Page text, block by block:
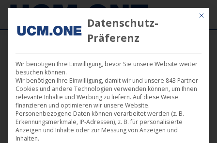
„Königin von Niendorf“ (Darling Berlin)
startet mit Schulvorstellung und Premiere
in Paris
Mit
Datenschutz-
Präferenz
Wir benötigen Ihre Einwilligung, bevor Sie unsere Website weiter
besuchen können.
Wir benötigen Ihre Einwilligung, damit wir und unsere 843 Partner
Cookies und andere Technologien verwenden können, um Ihnen
relevante Inhalte und Werbung zu liefern. Auf diese Weise
finanzieren und optimieren wir unsere Website.
Personenbezogene Daten können verarbeitet werden (z. B.
Erkennungsmerkmale, IP-Adressen), z. B. für personalisierte
Anzeigen und Inhalte oder zur Messung von Anzeigen und
Inhalten.